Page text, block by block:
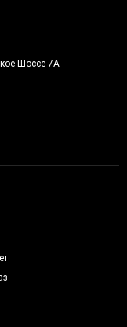
Шоссе 7А